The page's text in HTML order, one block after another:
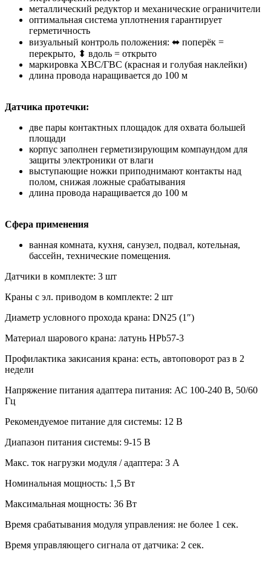
металлический редуктор и механические ограничители
оптимальная система уплотнения гарантирует
герметичность
визуальный контроль положения: ⬌ поперёк =
перекрыто, ⬍ вдоль = открыто
маркировка ХВС/ГВС (красная и голубая наклейки)
длина провода наращивается до 100 м
Датчика протечки:
две пары контактных площадок для охвата большей
площади
корпус заполнен герметизирующим компаундом для
защиты электроники от влаги
выступающие ножки приподнимают контакты над
полом, снижая ложные срабатывания
длина провода наращивается до 100 м
Сфера применения
ванная комната, кухня, санузел, подвал, котельная,
бассейн, технические помещения.
Датчики в комплекте: 3 шт
Краны с эл. приводом в комплекте: 2 шт
Диаметр условного прохода крана: DN25 (1″)
Материал шарового крана: латунь HPb57-3
Профилактика закисания крана: есть, автоповорот раз в 2
недели
Напряжение питания адаптера питания: АС 100-240 В, 50/60
Гц
Рекомендуемое питание для системы: 12 В
Диапазон питания системы: 9-15 В
Макс. ток нагрузки модуля / адаптера: 3 А
Номинальная мощность: 1,5 Вт
Максимальная мощность: 36 Вт
Время срабатывания модуля управления: не более 1 сек.
Время управляющего сигнала от датчика: 2 сек.